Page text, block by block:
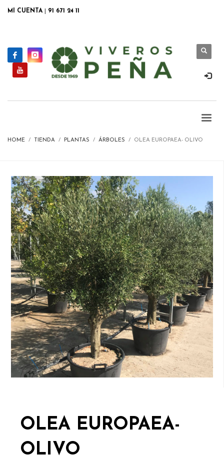
MI CUENTA 91 671 24 11
HOME TIENDA PLANTAS ÁRBOLES OLEA EUROPAEA- OLIVO
OLEA EUROPAEA-
OLIVO